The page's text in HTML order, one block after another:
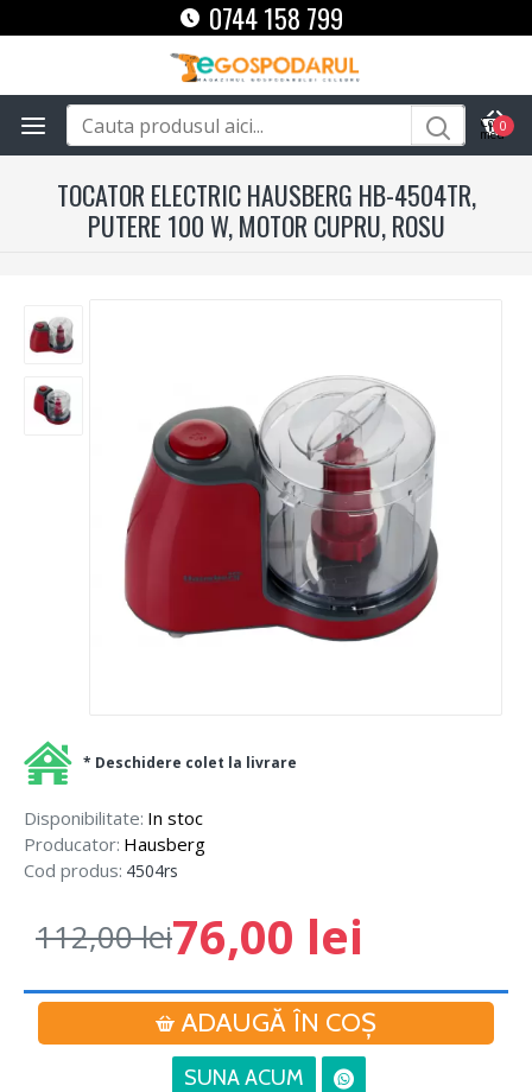
0744 158 799
0
TOCATOR ELECTRIC HAUSBERG HB-4504TR,
PUTERE 100 W, MOTOR CUPRU, ROSU
Disponibilitate: In stoc
Producator: Hausberg
Cod produs: 4504rs
76,00 lei
112,00 lei
ADAUGĂ ÎN COŞ
SUNA ACUM
* Deschidere colet la livrare